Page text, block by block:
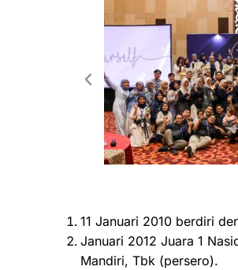
11 Januari 2010 berdiri
Januari 2012 Juara 1
Mandiri, Tbk (persero).